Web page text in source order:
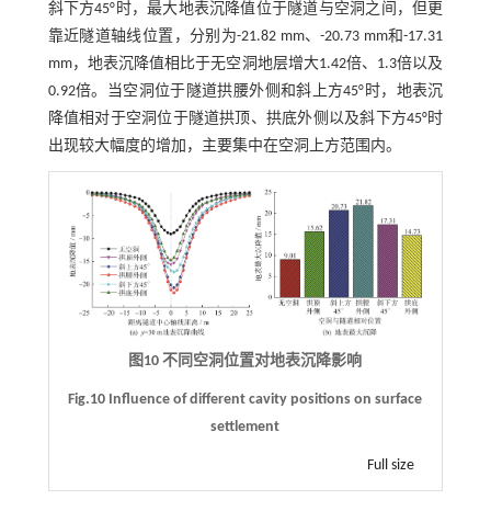
斜下方45°时，最大地表沉降值位于隧道与空洞之间，但更
靠近隧道轴线位置，分别为-21.82 mm、-20.73 mm和-17.31
mm，地表沉降值相比于无空洞地层增大1.42倍、1.3倍以及
0.92倍。当空洞位于隧道拱腰外侧和斜上方45°时，地表沉
降值相对于空洞位于隧道拱顶、拱底外侧以及斜下方45°时
出现较大幅度的增加，主要集中在空洞上方范围内。
图10 不同空洞位置对地表沉降影响
Fig.10 Influence of different cavity positions on surface
settlement
Full size